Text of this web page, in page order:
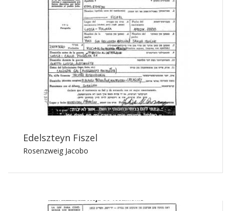
Edelszteyn Fiszel
Rosenzweig Jacobo